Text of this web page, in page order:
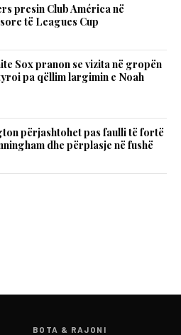
presin Club América në
të Leagues Cup
Sox pranon se vizita në gropën
pa qëllim largimin e Noah
përjashtohet pas faulli të fortë
dhe përplasje në fushë
BOTA & RAJONI